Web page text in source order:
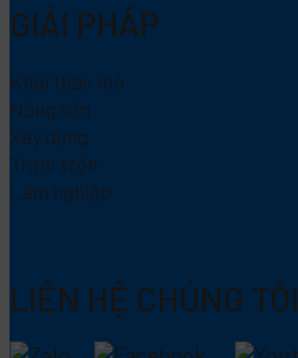
GIẢI PHÁP
Khai thác mỏ
Nông sản
Xây dựng
Trạm trộn
Lâm nghiệp
LIÊN HỆ CHÚNG TÔI